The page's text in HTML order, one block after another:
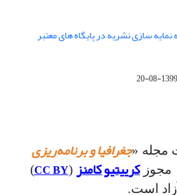
نمایه سازی نشریه در پایگاه های معتبر
1399-08-20
مجله «جغرافیا و برنامه‌ریزی
مجوزکرییتیو کامنز (
CC BY
)
آزاد است.